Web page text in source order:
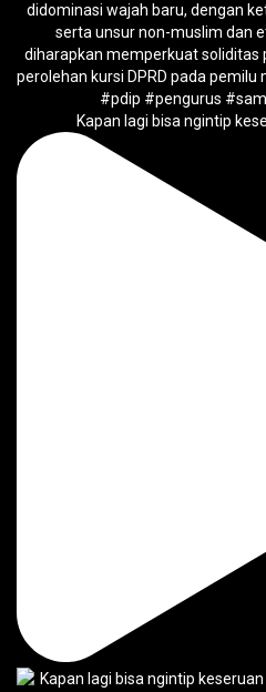
Kapan lagi bisa ngintip